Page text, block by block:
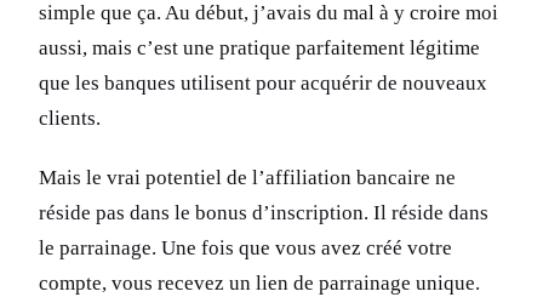
simple que ça. Au début, j’avais du mal à y croire moi
aussi, mais c’est une pratique parfaitement légitime
que les banques utilisent pour acquérir de nouveaux
clients.
Mais le vrai potentiel de l’affiliation bancaire ne
réside pas dans le bonus d’inscription. Il réside dans
le parrainage. Une fois que vous avez créé votre
compte, vous recevez un lien de parrainage unique.